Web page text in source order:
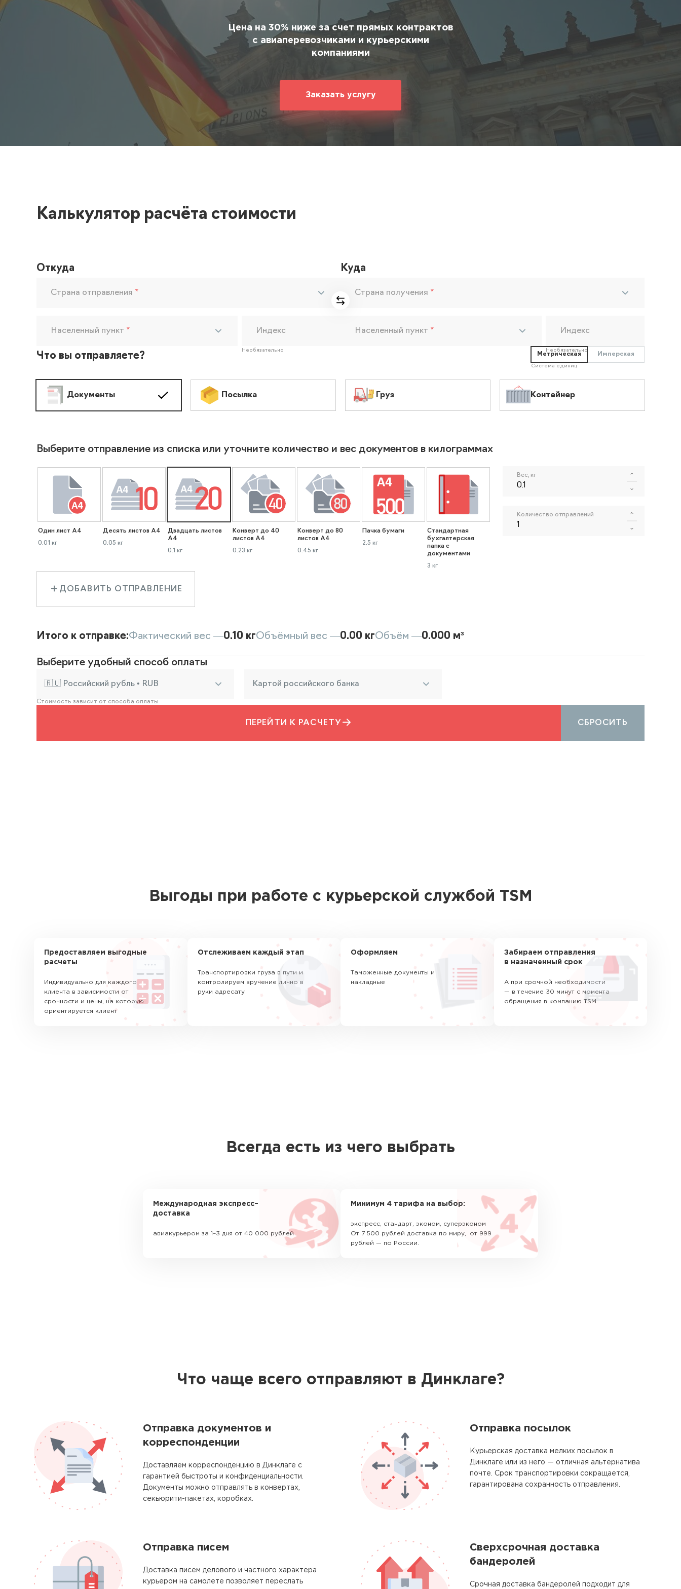
Полезная информация
О компании
декларирование
Страхование
Помощь
Цена на 30% ниже за счет прямых контрактов
с авиаперевозчиками и курьерскими
компаниями
Заказать услугу
Калькулятор расчёта стоимости
Откуда
Страна отправления *
Населенный пункт * Индекс
Необязательно
Куда
Страна получения *
Населенный пункт * Индекс
Необязательно
Что вы отправляете? Метрическая Имперская
Система единиц
Документы Посылка Груз Контейнер
Выберите отправление из списка или уточните количество и вес документов в килограммах
Один лист А4
0.01 кг
Десять листов А4
0.05 кг
Двадцать листов
А4
0.1 кг
Конверт до 40
листов А4
0.23 кг
Конверт до 80
листов А4
0.45 кг
Пачка бумаги
2.5 кг
Стандартная
бухгалтерская
папка с
документами
3 кг
Вес, кг
Количество отправлений
ДОБАВИТЬ ОТПРАВЛЕНИЕ
Итого к отправке:Фактический вес —0.10 кгОбъёмный вес —0.00 кгОбъём —0.000 м³
Выберите удобный способ оплаты
🇷🇺 Российский рубль • RUB Картой российского банка
Стоимость зависит от способа оплаты
ПЕРЕЙТИ К РАСЧЕТУ СБРОСИТЬ
Выгоды при работе с курьерской службой TSM
Предоставляем выгодные
расчеты
Индивидуально для каждого
клиента в зависимости от
срочности и цены, на которую
ориентируется клиент
Отслеживаем каждый этап
Транспортировки груза в пути и
контролируем вручение лично в
руки адресату
Оформляем
Таможенные документы и
накладные
Забираем отправления
в назначенный срок
А при срочной необходимости
— в течение 30 минут с момента
обращения в компанию TSM
Всегда есть из чего выбрать
Международная экспресс–
доставка
авиакурьером за 1–3 дня от 40 000 рублей
Минимум 4 тарифа на выбор:
экспресс, стандарт, эконом, суперэконом
От 7 500 рублей доставка по миру, от 999
рублей — по России.
Что чаще всего отправляют в Динклаге?
Отправка документов и
корреспонденции
Доставляем корреспонденцию в Динклаге с
гарантией быстроты и конфиденциальности.
Документы можно отправлять в конвертах,
секьюрити-пакетах, коробках.
Отправка посылок
Курьерская доставка мелких посылок в
Динклаге или из него — отличная альтернатива
почте. Срок транспортировки сокращается,
гарантирована сохранность отправления.
Отправка писем
Доставка писем делового и частного характера
курьером на самолете позволяет переслать
Сверхсрочная доставка
бандеролей
Срочная доставка бандеролей подходит для